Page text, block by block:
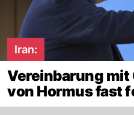
Iran:
Vereinbarung mit
von Hormus fast